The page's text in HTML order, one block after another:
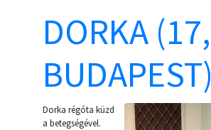
DORKA (17,
BUDAPEST)
Dorka régóta küzd
a betegségével.